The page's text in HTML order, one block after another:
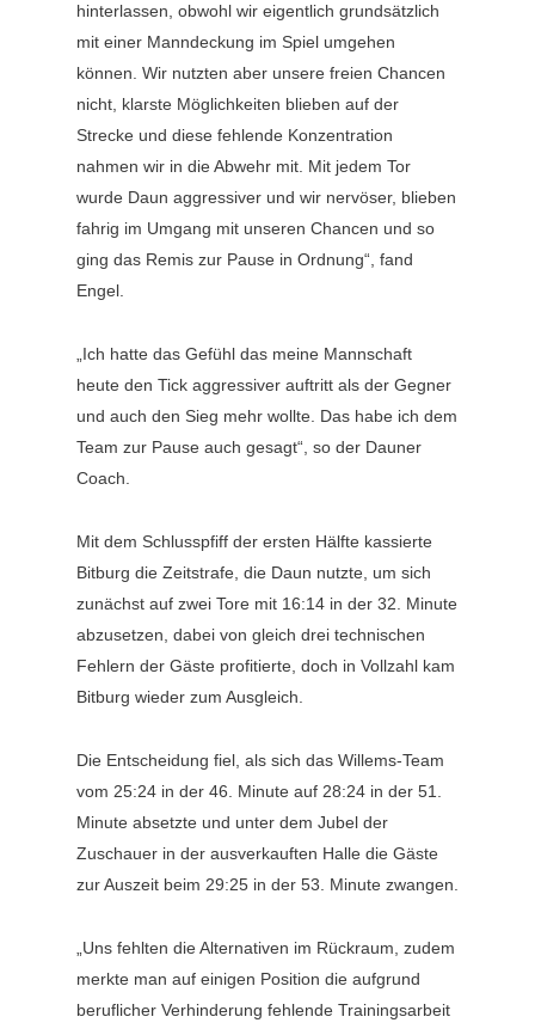
hinterlassen, obwohl wir eigentlich grundsätzlich
mit einer Manndeckung im Spiel umgehen
können. Wir nutzten aber unsere freien Chancen
nicht, klarste Möglichkeiten blieben auf der
Strecke und diese fehlende Konzentration
nahmen wir in die Abwehr mit. Mit jedem Tor
wurde Daun aggressiver und wir nervöser, blieben
fahrig im Umgang mit unseren Chancen und so
ging das Remis zur Pause in Ordnung“, fand
Engel.
„Ich hatte das Gefühl das meine Mannschaft
heute den Tick aggressiver auftritt als der Gegner
und auch den Sieg mehr wollte. Das habe ich dem
Team zur Pause auch gesagt“, so der Dauner
Coach.
Mit dem Schlusspfiff der ersten Hälfte kassierte
Bitburg die Zeitstrafe, die Daun nutzte, um sich
zunächst auf zwei Tore mit 16:14 in der 32. Minute
abzusetzen, dabei von gleich drei technischen
Fehlern der Gäste profitierte, doch in Vollzahl kam
Bitburg wieder zum Ausgleich.
Die Entscheidung fiel, als sich das Willems-Team
vom 25:24 in der 46. Minute auf 28:24 in der 51.
Minute absetzte und unter dem Jubel der
Zuschauer in der ausverkauften Halle die Gäste
zur Auszeit beim 29:25 in der 53. Minute zwangen.
„Uns fehlten die Alternativen im Rückraum, zudem
merkte man auf einigen Position die aufgrund
beruflicher Verhinderung fehlende Trainingsarbeit